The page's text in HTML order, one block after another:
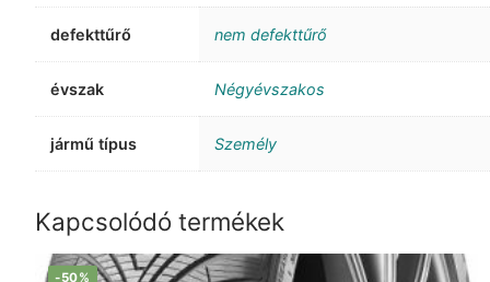
defekttűrő nem defekttűrő
évszak Négyévszakos
jármű típus Személy
Kapcsolódó termékek
-50%